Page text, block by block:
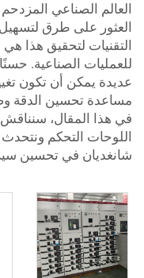
العالم الصناعي
العثور على طرق
التقنيات لتحقيق هذا
للعمليات الصناعية.
عديدة يمكن أن تكون
مساعدة تحسين الدقة
في هذا المقال، سنناقش
اللوحات التحكم
شانغديان في تحسين